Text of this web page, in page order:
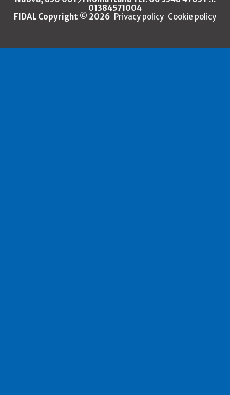
01384571004
FIDAL Copyright © 2026 Privacy policy Cookie policy